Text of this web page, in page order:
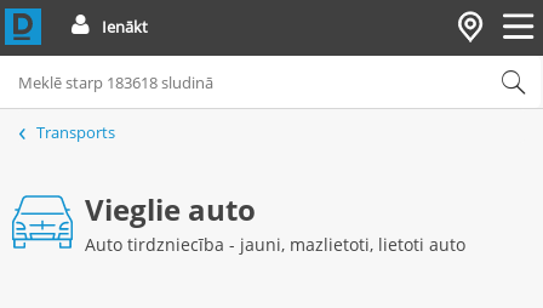
Ienākt
Transports
Vieglie auto
Auto tirdzniecība - jauni, mazlietoti, lietoti auto